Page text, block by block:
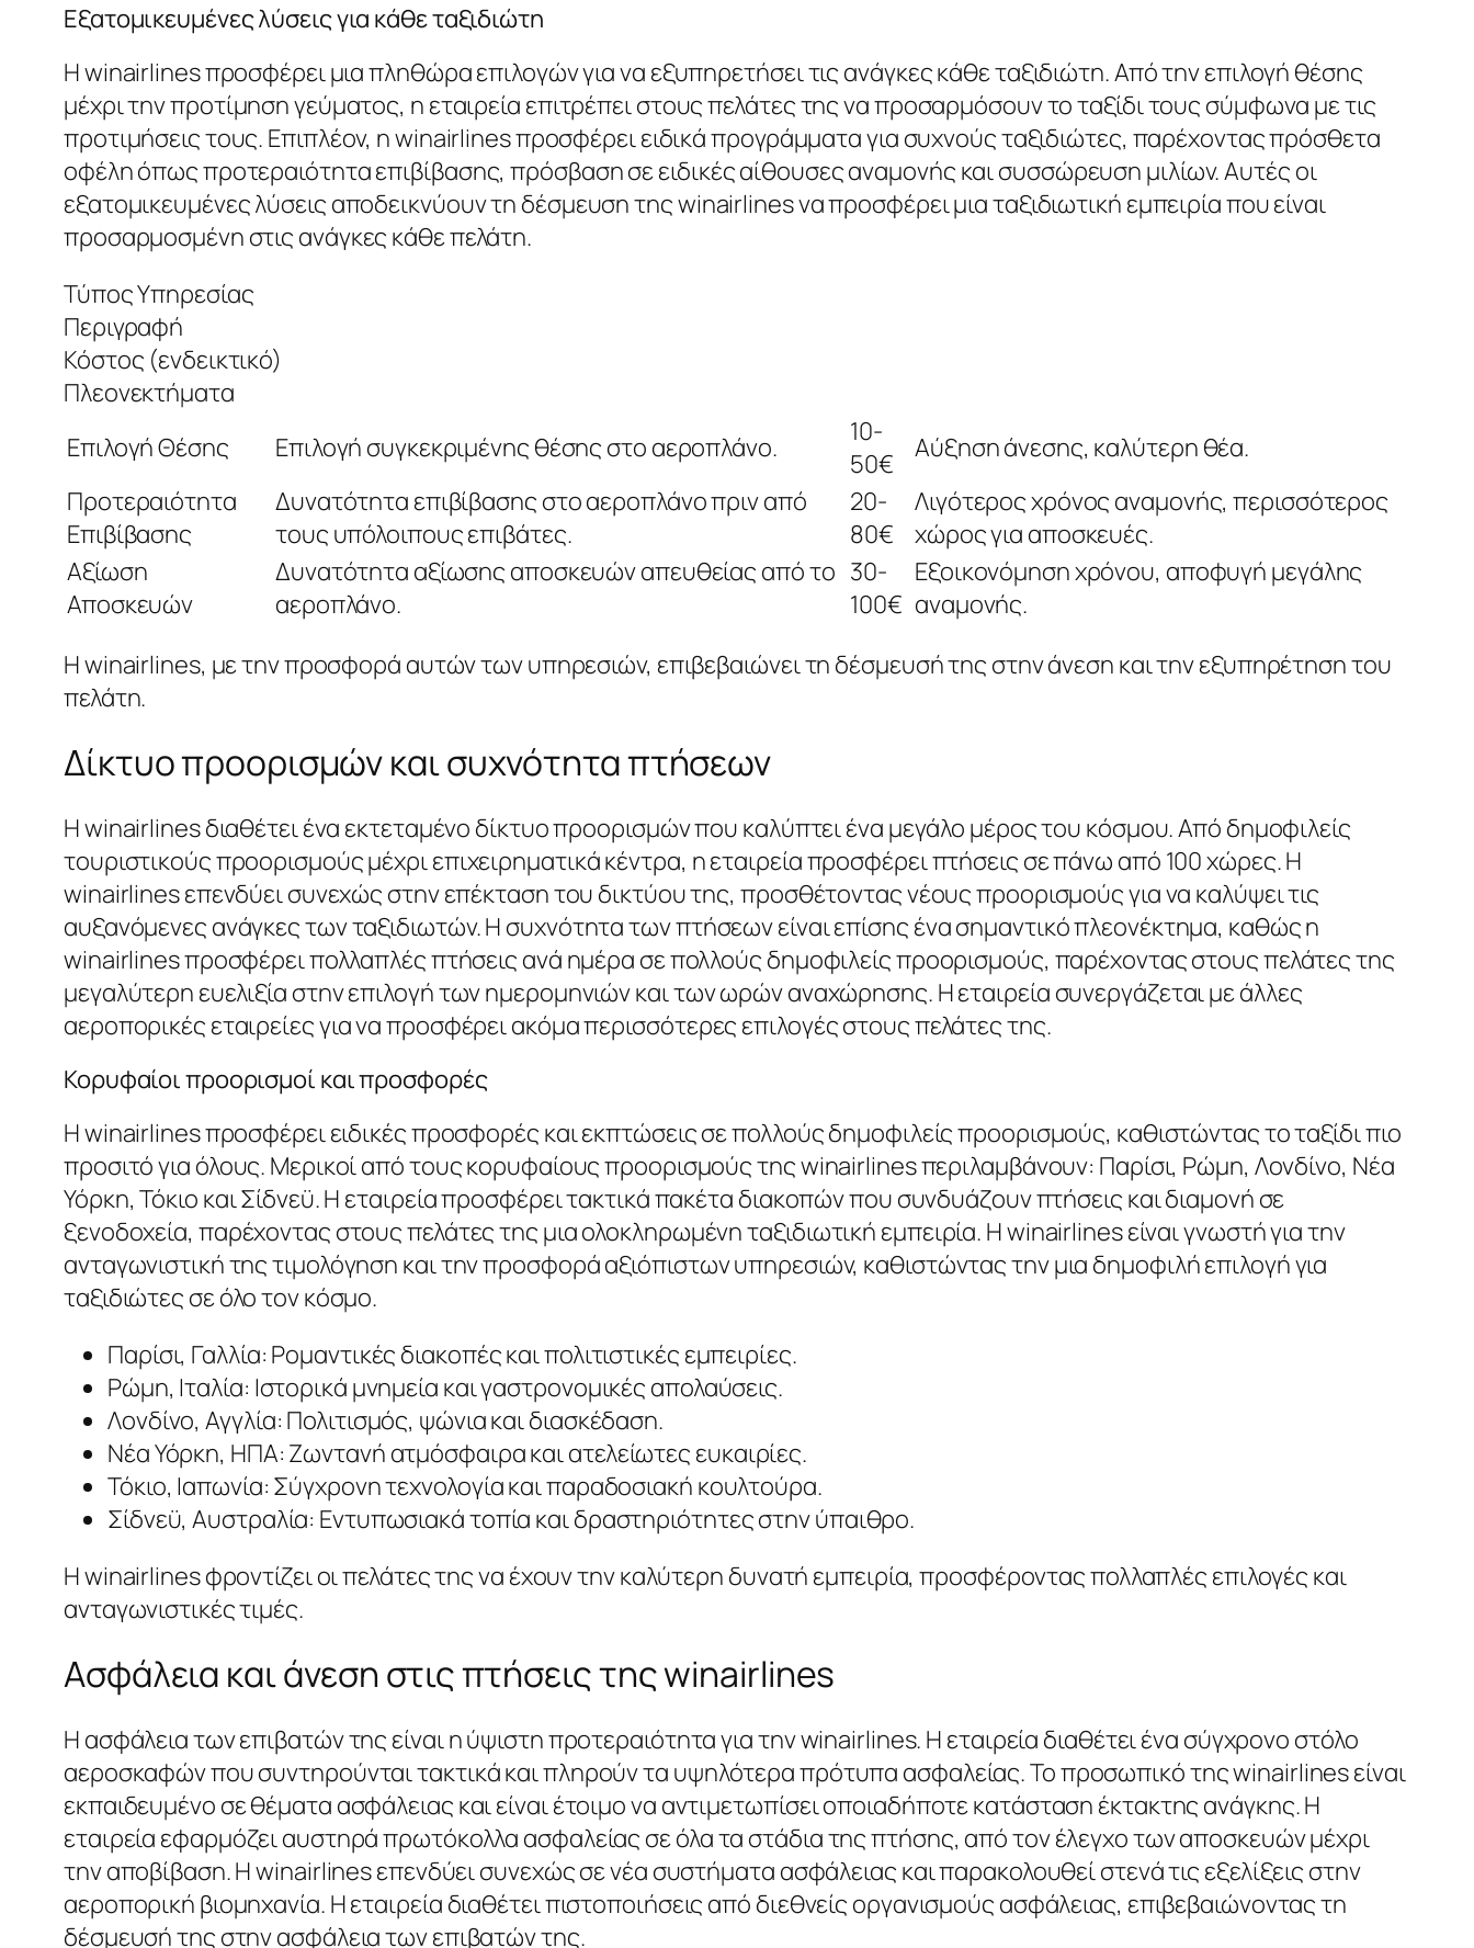
Εξατομικευμένες λύσεις για κάθε ταξιδιώτη
Η winairlines προσφέρει μια πληθώρα επιλογών για να εξυπηρετήσει τις ανάγκες κάθε ταξιδιώτη. Από την επιλογή θέσης
μέχρι την προτίμηση γεύματος, η εταιρεία επιτρέπει στους πελάτες της να προσαρμόσουν το ταξίδι τους σύμφωνα με τις
προτιμήσεις τους. Επιπλέον, η winairlines προσφέρει ειδικά προγράμματα για συχνούς ταξιδιώτες, παρέχοντας πρόσθετα
οφέλη όπως προτεραιότητα επιβίβασης, πρόσβαση σε ειδικές αίθουσες αναμονής και συσσώρευση μιλίων. Αυτές οι
εξατομικευμένες λύσεις αποδεικνύουν τη δέσμευση της winairlines να προσφέρει μια ταξιδιωτική εμπειρία που είναι
προσαρμοσμένη στις ανάγκες κάθε πελάτη.
Τύπος Υπηρεσίας
Περιγραφή
Κόστος (ενδεικτικό)
Πλεονεκτήματα
Επιλογή Θέσης
Επιλογή συγκεκριμένης θέσης στο αεροπλάνο.
10-
50€
Αύξηση άνεσης, καλύτερη θέα.
Προτεραιότητα
Επιβίβασης
Δυνατότητα επιβίβασης στο αεροπλάνο πριν από
τους υπόλοιπους επιβάτες.
20-
80€
Λιγότερος χρόνος αναμονής, περισσότερος
χώρος για αποσκευές.
Αξίωση
Αποσκευών
Δυνατότητα αξίωσης αποσκευών απευθείας από το
αεροπλάνο.
30-
100€
Εξοικονόμηση χρόνου, αποφυγή μεγάλης
αναμονής.
Η winairlines, με την προσφορά αυτών των υπηρεσιών, επιβεβαιώνει τη δέσμευσή της στην άνεση και την εξυπηρέτηση του
πελάτη.
Δίκτυο προορισμών και συχνότητα πτήσεων
Η winairlines διαθέτει ένα εκτεταμένο δίκτυο προορισμών που καλύπτει ένα μεγάλο μέρος του κόσμου. Από δημοφιλείς
τουριστικούς προορισμούς μέχρι επιχειρηματικά κέντρα, η εταιρεία προσφέρει πτήσεις σε πάνω από 100 χώρες. Η
winairlines επενδύει συνεχώς στην επέκταση του δικτύου της, προσθέτοντας νέους προορισμούς για να καλύψει τις
αυξανόμενες ανάγκες των ταξιδιωτών. Η συχνότητα των πτήσεων είναι επίσης ένα σημαντικό πλεονέκτημα, καθώς η
winairlines προσφέρει πολλαπλές πτήσεις ανά ημέρα σε πολλούς δημοφιλείς προορισμούς, παρέχοντας στους πελάτες της
μεγαλύτερη ευελιξία στην επιλογή των ημερομηνιών και των ωρών αναχώρησης. Η εταιρεία συνεργάζεται με άλλες
αεροπορικές εταιρείες για να προσφέρει ακόμα περισσότερες επιλογές στους πελάτες της.
Κορυφαίοι προορισμοί και προσφορές
Η winairlines προσφέρει ειδικές προσφορές και εκπτώσεις σε πολλούς δημοφιλείς προορισμούς, καθιστώντας το ταξίδι πιο
προσιτό για όλους. Μερικοί από τους κορυφαίους προορισμούς της winairlines περιλαμβάνουν: Παρίσι, Ρώμη, Λονδίνο, Νέα
Υόρκη, Τόκιο και Σίδνεϋ. Η εταιρεία προσφέρει τακτικά πακέτα διακοπών που συνδυάζουν πτήσεις και διαμονή σε
ξενοδοχεία, παρέχοντας στους πελάτες της μια ολοκληρωμένη ταξιδιωτική εμπειρία. Η winairlines είναι γνωστή για την
ανταγωνιστική της τιμολόγηση και την προσφορά αξιόπιστων υπηρεσιών, καθιστώντας την μια δημοφιλή επιλογή για
ταξιδιώτες σε όλο τον κόσμο.
Παρίσι, Γαλλία: Ρομαντικές διακοπές και πολιτιστικές εμπειρίες.
Ρώμη, Ιταλία: Ιστορικά μνημεία και γαστρονομικές απολαύσεις.
Λονδίνο, Αγγλία: Πολιτισμός, ψώνια και διασκέδαση.
Νέα Υόρκη, ΗΠΑ: Ζωντανή ατμόσφαιρα και ατελείωτες ευκαιρίες.
Τόκιο, Ιαπωνία: Σύγχρονη τεχνολογία και παραδοσιακή κουλτούρα.
Σίδνεϋ, Αυστραλία: Εντυπωσιακά τοπία και δραστηριότητες στην ύπαιθρο.
Η winairlines φροντίζει οι πελάτες της να έχουν την καλύτερη δυνατή εμπειρία, προσφέροντας πολλαπλές επιλογές και
ανταγωνιστικές τιμές.
Ασφάλεια και άνεση στις πτήσεις της winairlines
Η ασφάλεια των επιβατών της είναι η ύψιστη προτεραιότητα για την winairlines. Η εταιρεία διαθέτει ένα σύγχρονο στόλο
αεροσκαφών που συντηρούνται τακτικά και πληρούν τα υψηλότερα πρότυπα ασφαλείας. Το προσωπικό της winairlines είναι
εκπαιδευμένο σε θέματα ασφάλειας και είναι έτοιμο να αντιμετωπίσει οποιαδήποτε κατάσταση έκτακτης ανάγκης. Η
εταιρεία εφαρμόζει αυστηρά πρωτόκολλα ασφαλείας σε όλα τα στάδια της πτήσης, από τον έλεγχο των αποσκευών μέχρι
την αποβίβαση. Η winairlines επενδύει συνεχώς σε νέα συστήματα ασφάλειας και παρακολουθεί στενά τις εξελίξεις στην
αεροπορική βιομηχανία. Η εταιρεία διαθέτει πιστοποιήσεις από διεθνείς οργανισμούς ασφάλειας, επιβεβαιώνοντας τη
δέσμευσή της στην ασφάλεια των επιβατών της.